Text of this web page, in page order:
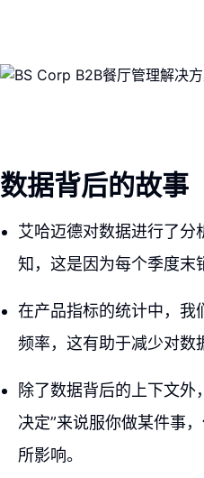
数据背后的故事
艾哈迈德对数据进行了
知，这是因为每个季度末
在产品指标的统计中，我
频率，这有助于减少对数
除了数据背后的上下文外
决定”来说服你做某件事
所影响。